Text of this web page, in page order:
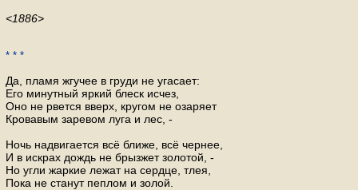
<1886>
* * *
Да, пламя жгучее в груди не угасает:
Его минутный яркий блеск исчез,
Оно не рвется вверх, кругом не озаряет
Кровавым заревом луга и лес, -
Ночь надвигается всё ближе, всё чернее,
И в искрах дождь не брызжет золотой, -
Но угли жаркие лежат на сердце, тлея,
Пока не станут пеплом и золой.